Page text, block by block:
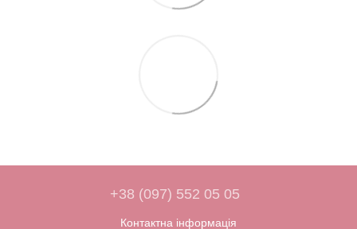
+38 (097) 552 05 05
Контактна інформація